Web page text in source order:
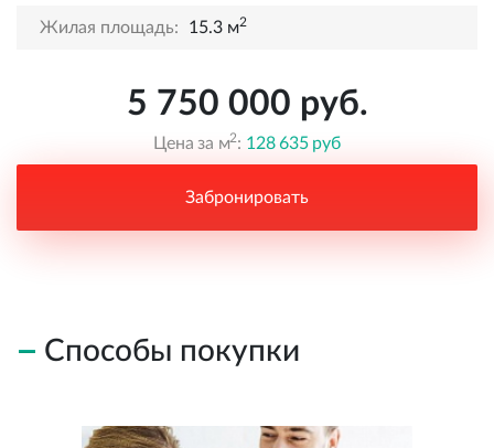
Жилая площадь: 15.3 м2
5 750 000 руб.
Цена за м2: 128 635 руб
Забронировать
Способы покупки